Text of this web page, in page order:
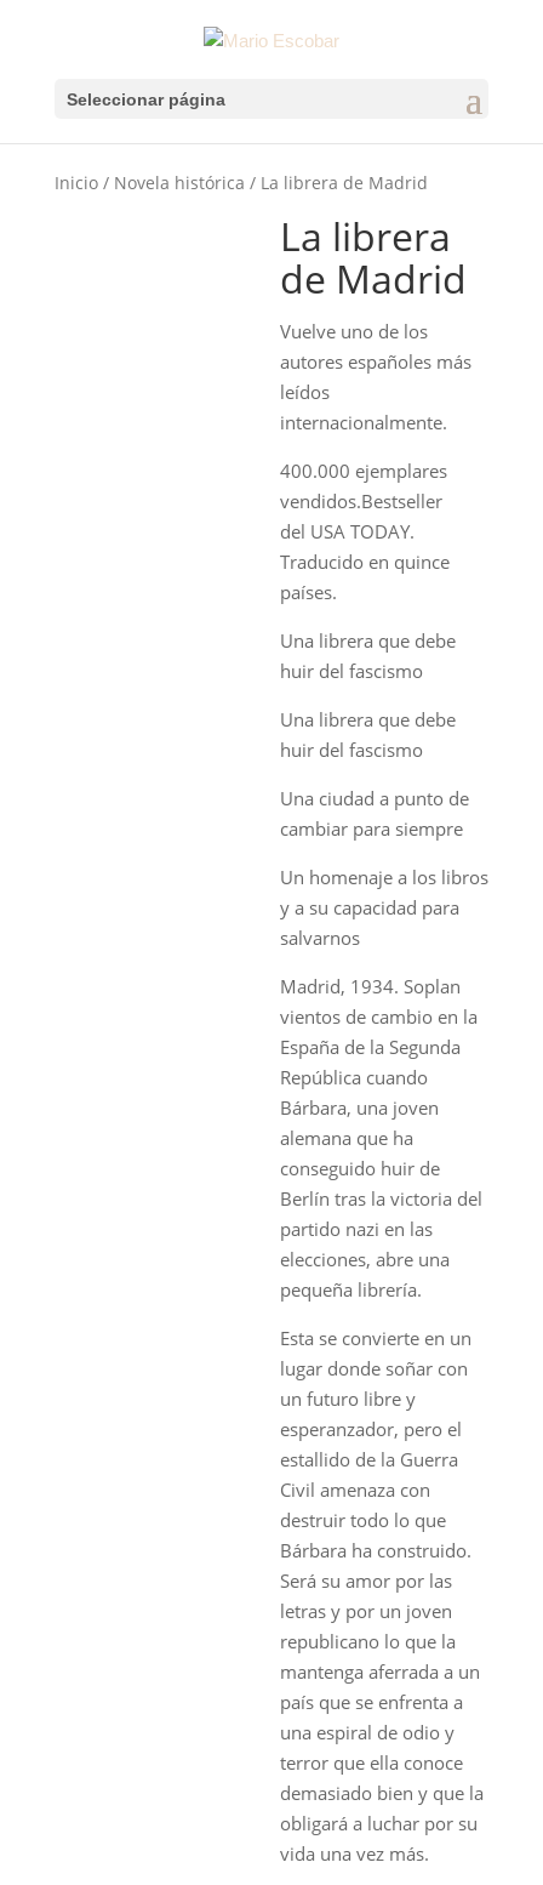
Seleccionar página
Inicio/ Novela histórica / La librera de Madrid
La librera
de Madrid
Vuelve uno de los
autores españoles más
leídos
internacionalmente.
400.000 ejemplares
vendidos.Bestseller
del USA TODAY.
Traducido en quince
países.
Una librera que debe
huir del fascismo
Una librera que debe
huir del fascismo
Una ciudad a punto de
cambiar para siempre
Un homenaje a los libros
y a su capacidad para
salvarnos
Madrid, 1934. Soplan
vientos de cambio en la
España de la Segunda
República cuando
Bárbara, una joven
alemana que ha
conseguido huir de
Berlín tras la victoria del
partido nazi en las
elecciones, abre una
pequeña librería.
Esta se convierte en un
lugar donde soñar con
un futuro libre y
esperanzador, pero el
estallido de la Guerra
Civil amenaza con
destruir todo lo que
Bárbara ha construido.
Será su amor por las
letras y por un joven
republicano lo que la
mantenga aferrada a un
país que se enfrenta a
una espiral de odio y
terror que ella conoce
demasiado bien y que la
obligará a luchar por su
vida una vez más.